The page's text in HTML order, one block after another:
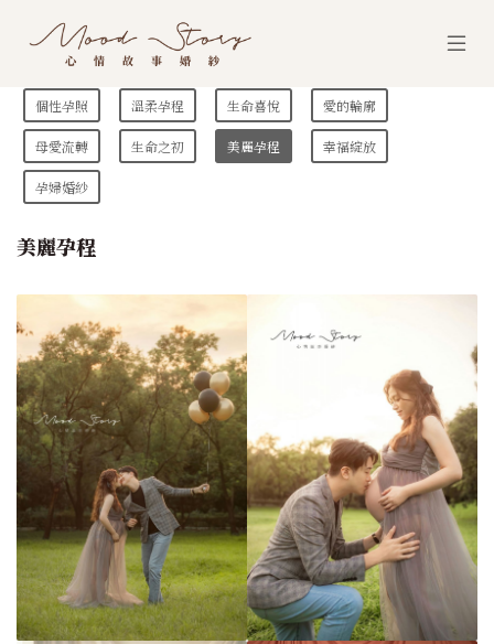
個性孕照 溫柔孕程 生命喜悅 愛的輪廓
母愛流轉 生命之初 美麗孕程 幸福綻放
孕婦婚紗
美麗孕程